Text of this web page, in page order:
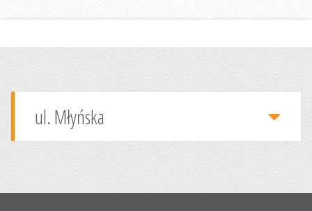
ul. Młyńska